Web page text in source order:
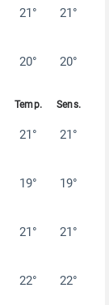
21° 21°
20° 20°
21° 21°
19° 19°
21° 21°
22° 22°